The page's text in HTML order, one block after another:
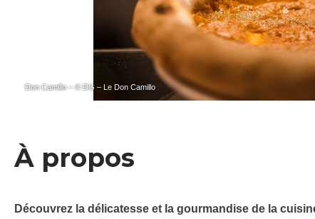
Don Camillo – © DG – Le Don Camillo
À propos
Découvrez la délicatesse et la gourmandise de la